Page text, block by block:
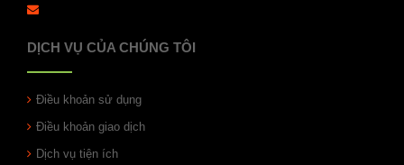
DỊCH VỤ CỦA CHÚNG TÔI
Điều khoản sử dụng
Điều khoản giao dịch
Dịch vụ tiện ích